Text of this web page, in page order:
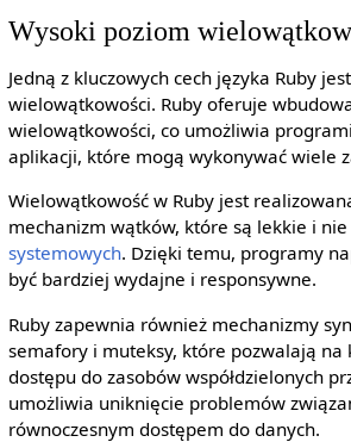
Wysoki poziom
Jedną z kluczowych cech języka Ruby
wielowątkowości. Ruby oferuje
wielowątkowości, co umożliwia
aplikacji, które mogą wykonywać wiele
Wielowątkowość w Ruby jest
mechanizm wątków, które są lekkie i
systemowych. Dzięki temu, programy
być bardziej wydajne i responsywne.
Ruby zapewnia również mechanizmy
semafory i muteksy, które pozwalają na
dostępu do zasobów współdzielonych
umożliwia uniknięcie problemów
równoczesnym dostępem do danych.